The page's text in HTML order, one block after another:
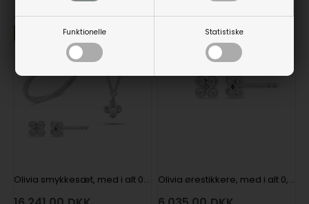
Funktionelle Statistiske
Olivia smykkesæt, med i alt 0,16 ct diamanter i 14 kt hvidguld Olivia ørestikkere, med i alt 0,08 ct diamanter i 14 kt hvidguld